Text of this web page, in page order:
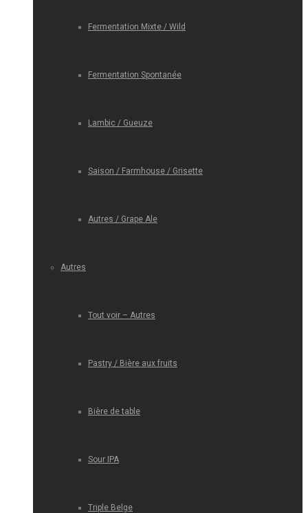
Fermentation Mixte / Wild
Fermentation Spontanée
Lambic / Gueuze
Saison / Farmhouse / Grisette
Autres / Grape Ale
Autres
Tout voir – Autres
Pastry / Bière aux fruits
Bière de table
Sour IPA
Triple Belge